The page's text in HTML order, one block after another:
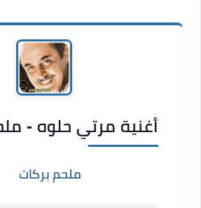
أغنية مرتي حلوه -
ملحم بركات